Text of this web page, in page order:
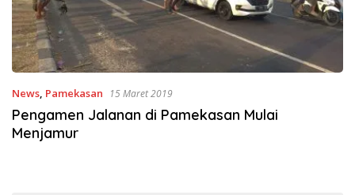
News, Pamekasan 15 Maret 2019
Pengamen Jalanan di Pamekasan Mulai
Menjamur